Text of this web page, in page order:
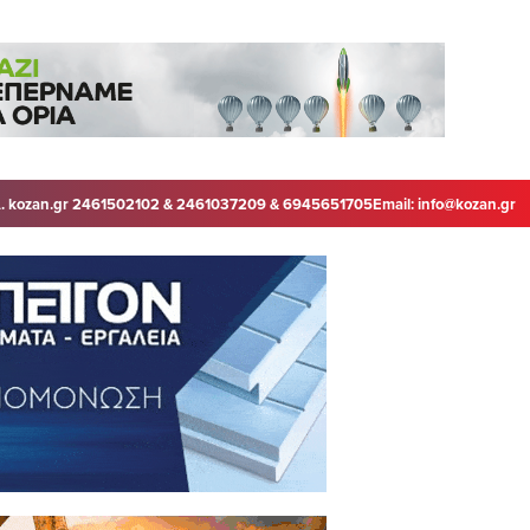
kozan.gr 2461502102 & 2461037209 & 6945651705Email:info@kozan.gr